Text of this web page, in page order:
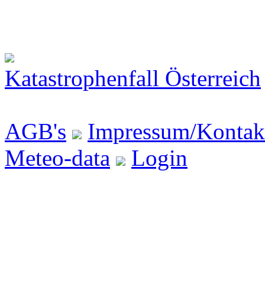
Katastrophenfall Österreich
AGB's
Impressum/
Meteo-data
Login